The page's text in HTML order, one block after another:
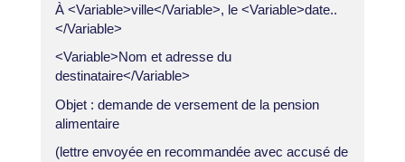
À <Variable>ville</Variable>, le <Variable>date..
</Variable>
<Variable>Nom et adresse du
destinataire</Variable>
Objet : demande de versement de la pension
alimentaire
(lettre envoyée en recommandée avec accusé de